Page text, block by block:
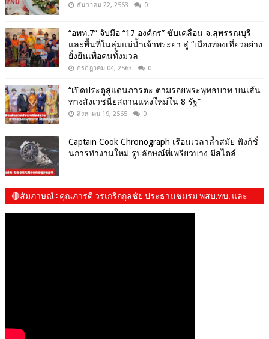
ธันวาคม 22, 2563 0
“อพท.7” จับมือ “17 องค์กร” ขับเคลื่อน จ.สุพรรณบุรี
และพื้นที่ในลุ่มแม่น้ำเจ้าพระยา สู่ “เมืองท่องเที่ยวอย่าง
ยั่งยืนเพื่อคนทั้งมวล
กรกฎาคม 04, 2563 0
“เปิดประตูสู่แดนภารตะ ตามรอยพระพุทธบาท บนเส้น
ทางสังเวชนียสถานแห่งใหม่ใน 8 รัฐ”
สิงหาคม 19, 2565 0
Captain Cook Chronograph เรือนเวลาล้ำสมัย ฟังก์ชั่
นการทำงานใหม่ รูปลักษณ์ที่เพรียวบาง มีสไตล์
🔴สัมภาษณ์​ : คุณภารดี วรเกริกกุลชัย ประธานชมรม พสบ.ทบ. และ​